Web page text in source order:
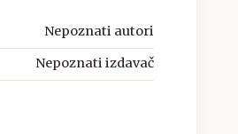
Nepoznati autori
Nepoznati izdavač